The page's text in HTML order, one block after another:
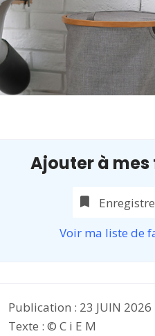
Ajouter à
Voir ma liste de
Publication : 23 JUIN 2026
Texte : © C i E M